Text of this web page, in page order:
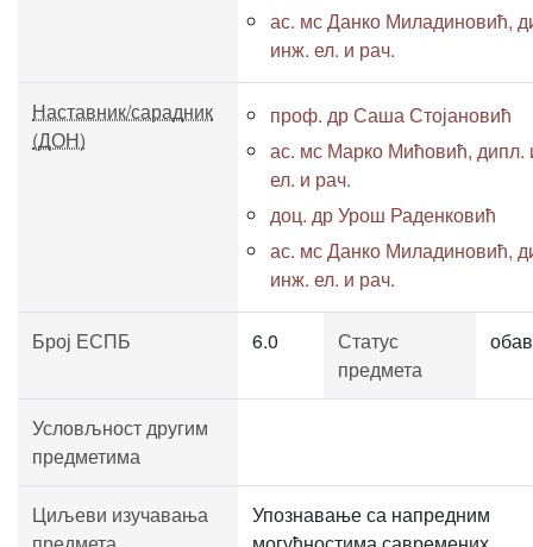
ас. мс Данко Миладиновић,
инж. ел. и рач.
Наставник/сарадник
(ДОН)
проф. др Саша Стојановић
ас. мс Марко Мићовић, дипл.
ел. и рач.
доц. др Урош Раденковић
ас. мс Данко Миладиновић,
инж. ел. и рач.
Број ЕСПБ 6.0
Статус
предмета
Условљност другим
предметима
Циљеви изучавања
Упознавање са напредним